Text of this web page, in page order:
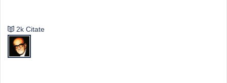
2k Citate